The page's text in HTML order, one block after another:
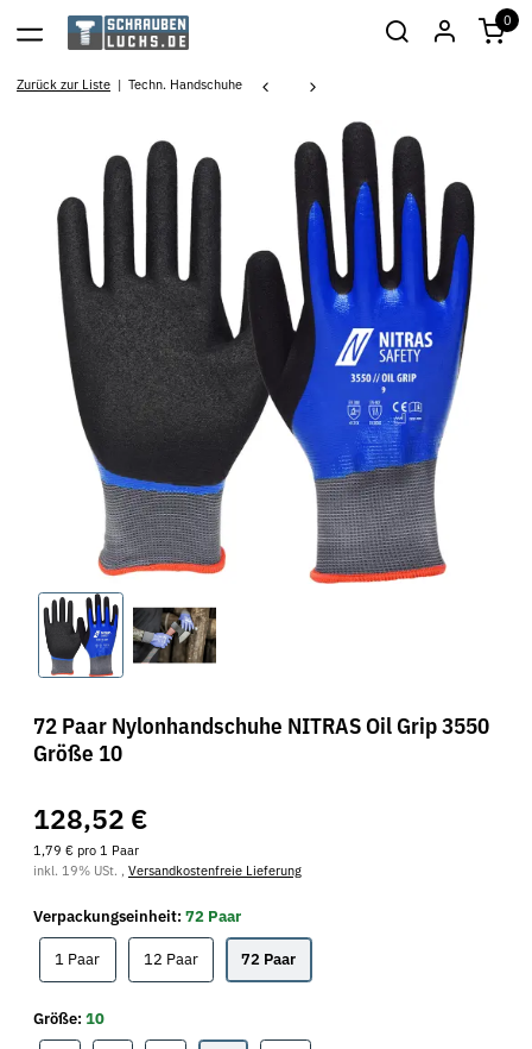
0
Zurück zur Liste Techn. Handschuhe
72 Paar Nylonhandschuhe NITRAS Oil Grip 3550
Größe 10
128,52 €
1,79 € pro 1 Paar
inkl. 19% USt. , Versandkostenfreie Lieferung
Verpackungseinheit: 72 Paar
1 Paar1 Paar 12 Paar12 Paar72 Paar72 Paar
Größe: 10